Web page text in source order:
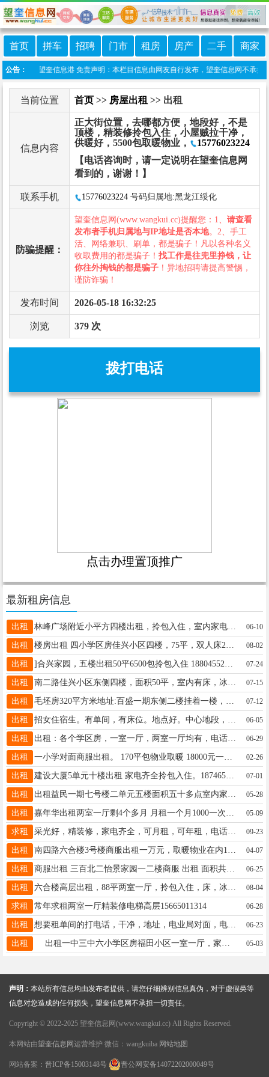
首页 拼车 招聘 门市 租房 房产 二手 商家
公告：
小程序:望奎信息港 免责声明：本栏目信息由网友自行发布，望奎信息网不承担
当前位置 首页 >> 房屋出租 >> 出租
信息内容
正大街位置，去哪都方便，地段好，不是
顶楼，精装修拎包入住，小屋贼拉干净，
供暖好，5500包取暖物业，
15776023224
【电话咨询时，请一定说明在望奎信息网
看到的，谢谢！】
联系手机 15776023224 号码归属地:黑龙江绥化
防骗提醒：
望奎信息网(www.wangkui.cc)提醒您：1、 请查看
发布者手机归属地与IP地址是否本地。2、手工
活、网络兼职、刷单，都是骗子！凡以各种名义
收取费用的都是骗子！ 找工作是往兜里挣钱，让
你往外掏钱的都是骗子 ！异地招聘请提高警惕，
谨防诈骗！
发布时间 2026-05-18 16:32:25
浏览 379 次
拨打电话
点击办理置顶推广
最新租房信息
出租 林峰广场附近小平方四楼出租，拎包入住，室内家电齐全，临近一中三中二小学 电话：13945548339 06-10
出租 08-02
出租 07-24
出租 07-15
出租 07-12
出租 06-05
出租 出租：各个学区房，一室一厅，两室一厅均有，电话☎️18604550687 06-29
出租 一小学对面商服出租。 170平包物业取暖 18000元一年。18724365812 02-26
出租 建设大厦5单元十楼出租 家电齐全拎包入住。18746567193 07-01
出租 05-28
出租 05-09
求租 采光好，精装修，家电齐全，可月租，可年租，电话18003661705 09-23
出租 04-07
出租 商服出租 三百北二怡景家园一二楼商服 出租 面积共156平方 电话: 16646595517 06-25
出租 08-04
求租 常年求租两室一厅精装修电梯高层15665011314 06-28
出租 想要租单间的打电话，干净，地址，电业局对面，电话，15046648846 06-23
出租 05-03
声明： 本站所有信息均由发布者提供，请您仔细辨别信息真伪，对于虚假类等
信息对您造成的任何损失，望奎信息网不承担一切责任。
Copyright © 2022-2025 望奎信息网(www.wangkui.cc) All Rights Reserved.
本网站由望奎信息网 运营维护 微信：wangkuiba 网站地图
网站备案： 晋ICP备15003148号 晋公网安备14072202000049号